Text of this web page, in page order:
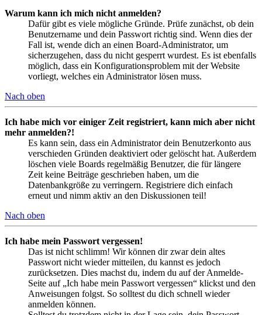
Warum kann ich mich nicht anmelden?
Dafür gibt es viele mögliche Gründe. Prüfe zunächst, ob dein
Benutzername und dein Passwort richtig sind. Wenn dies der
Fall ist, wende dich an einen Board-Administrator, um
sicherzugehen, dass du nicht gesperrt wurdest. Es ist ebenfalls
möglich, dass ein Konfigurationsproblem mit der Website
vorliegt, welches ein Administrator lösen muss.
Nach oben
Ich habe mich vor einiger Zeit registriert, kann mich aber nicht
mehr anmelden?!
Es kann sein, dass ein Administrator dein Benutzerkonto aus
verschieden Gründen deaktiviert oder gelöscht hat. Außerdem
löschen viele Boards regelmäßig Benutzer, die für längere
Zeit keine Beiträge geschrieben haben, um die
Datenbankgröße zu verringern. Registriere dich einfach
erneut und nimm aktiv an den Diskussionen teil!
Nach oben
Ich habe mein Passwort vergessen!
Das ist nicht schlimm! Wir können dir zwar dein altes
Passwort nicht wieder mitteilen, du kannst es jedoch
zurücksetzen. Dies machst du, indem du auf der Anmelde-
Seite auf „Ich habe mein Passwort vergessen“ klickst und den
Anweisungen folgst. So solltest du dich schnell wieder
anmelden können.